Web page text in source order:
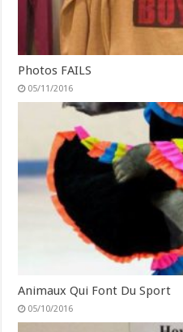
Photos FAILS
05/11/2016
Animaux Qui Font Du Sport
05/10/2016